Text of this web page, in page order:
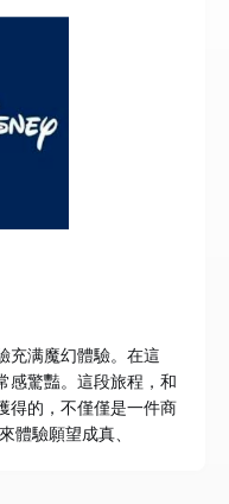
充满魔幻體驗。在這
感驚豔。這段旅程，和
得的，不僅僅是一件商
體驗願望成真、